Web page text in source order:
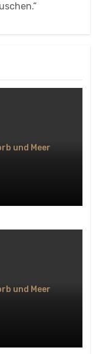
und Meer
und Meer